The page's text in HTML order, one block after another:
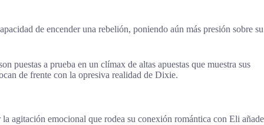
de encender una rebelión, poniendo aún más presión sobre su
puestas a prueba en un clímax de altas apuestas que muestra sus
de frente con la opresiva realidad de Dixie.
agitación emocional que rodea su conexión romántica con Eli añade